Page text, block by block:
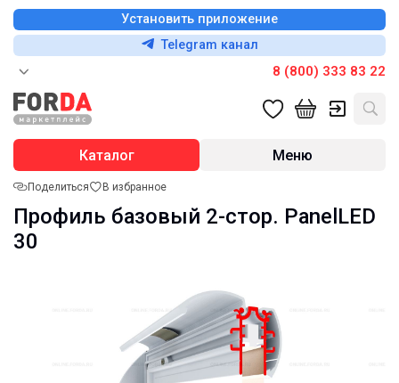
Установить приложение
Telegram канал
8 (800) 333 83 22
Каталог Меню
Поделиться В избранное
Профиль базовый 2-стор. PanelLED
30